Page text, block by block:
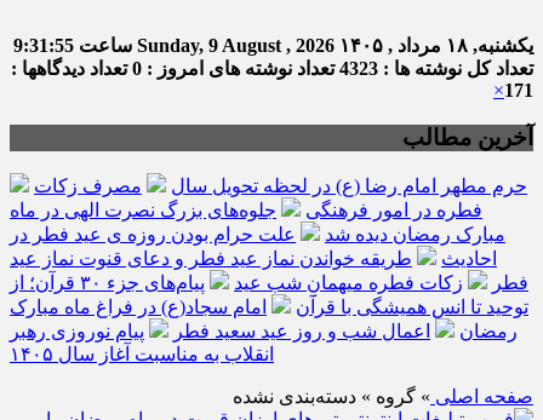
یکشنبه, ۱۸ مرداد , ۱۴۰۵ Sunday, 9 August , 2026 ساعت 9:31:56
تعداد کل نوشته ها : 4323
تعداد نوشته های امروز : 0
تعداد دیدگاهها :
171
×
آخرین مطالب
حرم مطهر امام رضا (ع) در لحظه تحویل سال
مصرف زکات
فطره در امور فرهنگی
جلوه‌های بزرگ نصرت الهی در ماه
مبارک رمضان دیده شد
علت حرام بودن روزه ی عید فطر در
احادیث
طریقه خواندن نماز عید فطر و دعای قنوت نماز عید
فطر
زکات فطره میهمانِ شب عید
پیام‌های جزء ۳۰ قرآن؛ از
توحید تا انس همیشگی با قرآن
امام سجاد(ع) در فراغ ماه مبارک
رمضان
اعمال شب و روز عید سعید فطر
پیام نوروزی رهبر
انقلاب به مناسبت آغاز سال ۱۴۰۵
صفحه اصلی » گروه » دسته‌بندی نشده